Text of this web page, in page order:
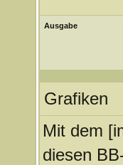
Ausgabe
Grafiken
Mit dem
diesen